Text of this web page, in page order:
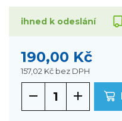
ihned k odeslání
190,00 Kč
157,02 Kč bez DPH